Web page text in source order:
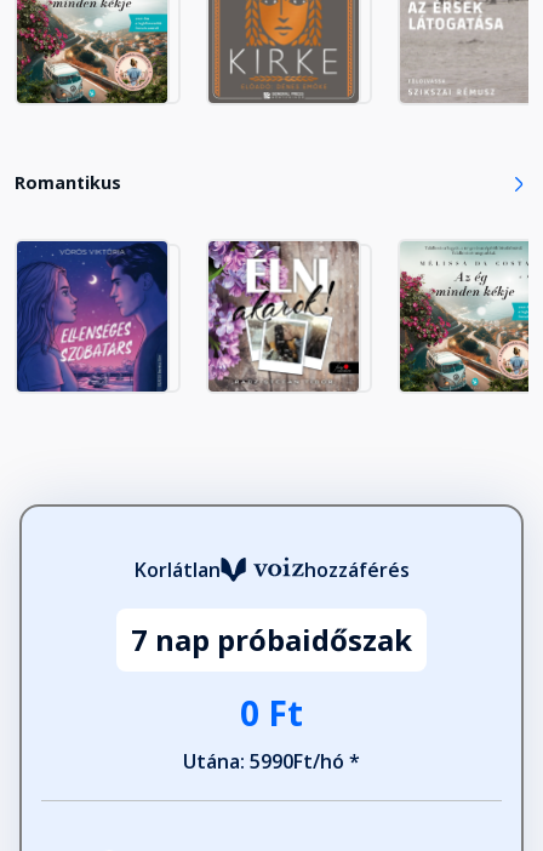
Romantikus
Korlátlan hozzáférés
7 nap próbaidőszak
0 Ft
Utána: 5990Ft/hó *